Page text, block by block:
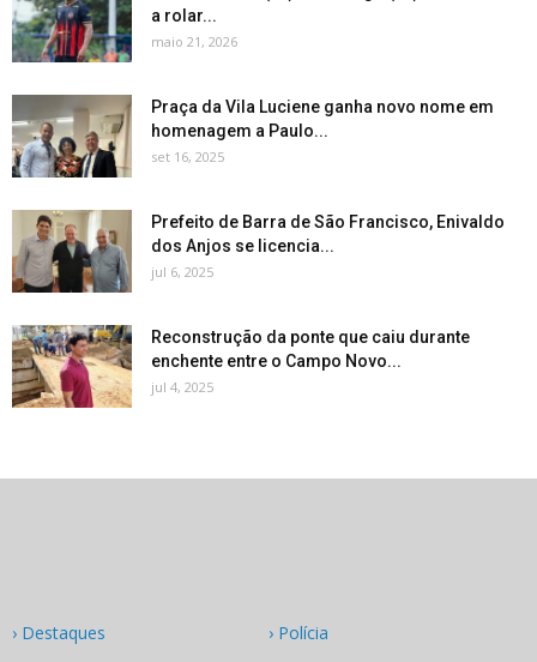
a rolar...
maio 21, 2026
Praça da Vila Luciene ganha novo nome em
homenagem a Paulo...
set 16, 2025
Prefeito de Barra de São Francisco, Enivaldo
dos Anjos se licencia...
jul 6, 2025
Reconstrução da ponte que caiu durante
enchente entre o Campo Novo...
jul 4, 2025
› Destaques
› Polícia